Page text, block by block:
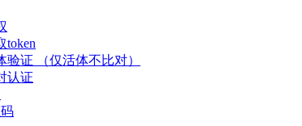
token
验证 （仅活体不比对）
认证